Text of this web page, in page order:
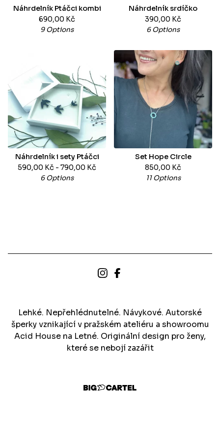
Náhrdelník Ptáčci kombi
690,00 Kč
9 Options
Náhrdelník srdíčko
390,00 Kč
6 Options
Náhrdelník i sety Ptáčci
590,00 Kč - 790,00 Kč
6 Options
Set Hope Circle
850,00 Kč
11 Options
Lehké. Nepřehlédnutelné. Návykové. Autorské
šperky vznikající v pražském ateliéru a showroomu
Acid House na Letné. Originální design pro ženy,
které se nebojí zazářit